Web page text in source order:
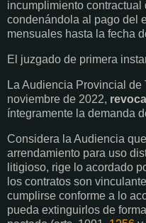
incumplimiento contractual
condenándola al pago del
mensuales hasta la fecha
El juzgado de primera
La Audiencia Provincial
noviembre de 2022, revoca
íntegramente la demanda
Considera la Audiencia
arrendamiento para uso
litigioso, rige lo acordado
los contratos son
cumplirse conforme a lo
pueda extinguirlos de